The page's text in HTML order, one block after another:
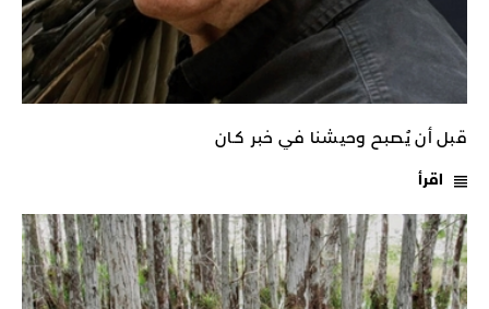
قبل أن يُصبح وحيشنا في خبر كـان
اقرأ